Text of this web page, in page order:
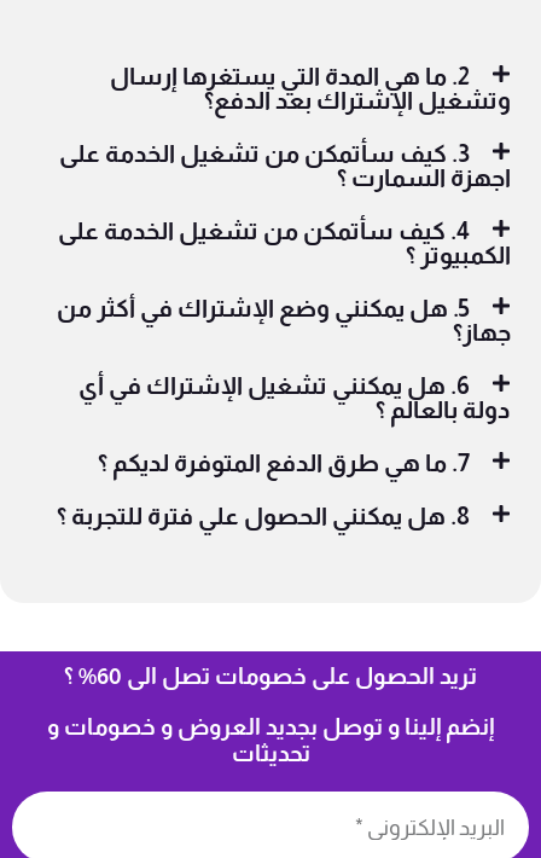
2. ما هي المدة التي يستغرها إرسال
وتشغيل الإشتراك بعد الدفع؟
3. كيف سأتمكن من تشغيل الخدمة على
اجهزة السمارت ؟
4. كيف سأتمكن من تشغيل الخدمة على
الكمبيوتر ؟
5. هل يمكنني وضع الإشتراك في أكثر من
جهاز؟
6. هل يمكنني تشغيل الإشتراك في أي
دولة بالعالم ؟
7. ما هي طرق الدفع المتوفرة لديكم ؟
8. هل يمكنني الحصول علي فترة للتجربة ؟
تريد الحصول على خصومات تصل الى 60% ؟
إنضم إلينا و توصل بجديد العروض و خصومات و
تحديثات